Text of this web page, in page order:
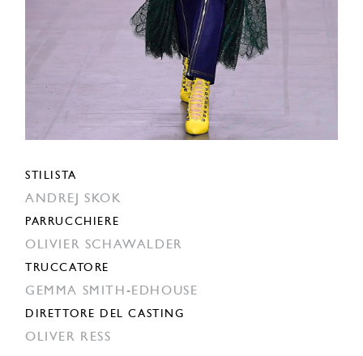
STILISTA
ANDREJ SKOK
PARRUCCHIERE
OLIVIER SCHAWALDER
TRUCCATORE
GEMMA SMITH-EDHOUSE
DIRETTORE DEL CASTING
OLIVER RESS